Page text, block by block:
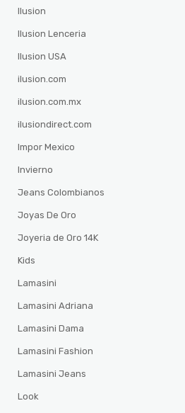
Ilusion
Ilusion Lenceria
Ilusion USA
ilusion.com
ilusion.com.mx
ilusiondirect.com
Impor Mexico
Invierno
Jeans Colombianos
Joyas De Oro
Joyeria de Oro 14K
Kids
Lamasini
Lamasini Adriana
Lamasini Dama
Lamasini Fashion
Lamasini Jeans
Look